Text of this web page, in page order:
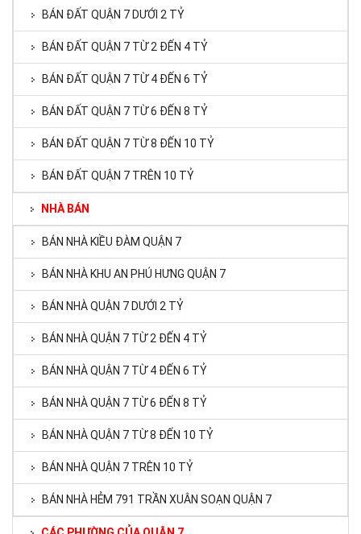
BÁN ĐẤT QUẬN 7 DƯỚI 2 TỶ
BÁN ĐẤT QUẬN 7 TỪ 2 ĐẾN 4 TỶ
BÁN ĐẤT QUẬN 7 TỪ 4 ĐẾN 6 TỶ
BÁN ĐẤT QUẬN 7 TỪ 6 ĐẾN 8 TỶ
BÁN ĐẤT QUẬN 7 TỪ 8 ĐẾN 10 TỶ
BÁN ĐẤT QUẬN 7 TRÊN 10 TỶ
NHÀ BÁN
BÁN NHÀ KIỀU ĐÀM QUẬN 7
BÁN NHÀ KHU AN PHÚ HƯNG QUẬN 7
BÁN NHÀ QUẬN 7 DƯỚI 2 TỶ
BÁN NHÀ QUẬN 7 TỪ 2 ĐẾN 4 TỶ
BÁN NHÀ QUẬN 7 TỪ 4 ĐẾN 6 TỶ
BÁN NHÀ QUẬN 7 TỪ 6 ĐẾN 8 TỶ
BÁN NHÀ QUẬN 7 TỪ 8 ĐẾN 10 TỶ
BÁN NHÀ QUẬN 7 TRÊN 10 TỶ
BÁN NHÀ HẺM 791 TRẦN XUÂN SOẠN QUẬN 7